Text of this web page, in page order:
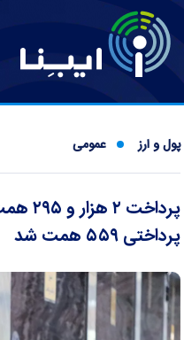
پول و ارز عمومی
پرداختی ۵۵۹ همت شد